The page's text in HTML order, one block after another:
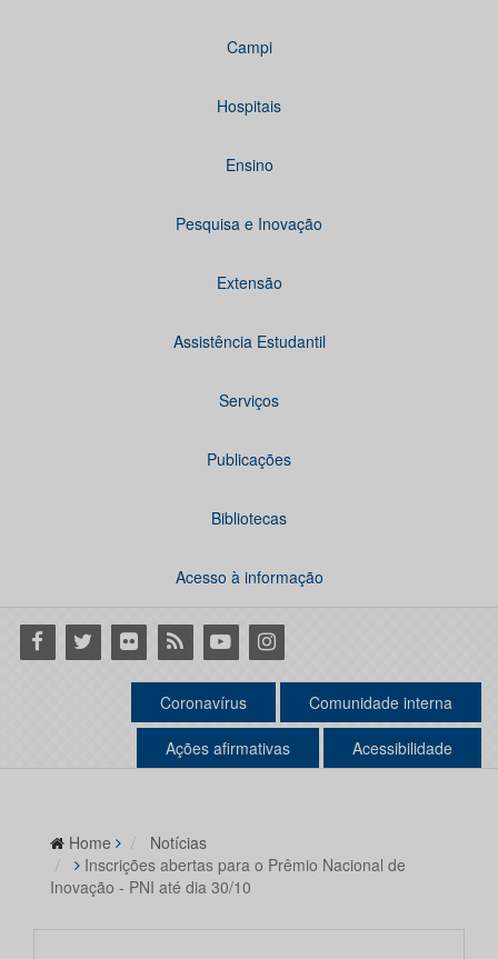
Campi
Hospitais
Ensino
Pesquisa e Inovação
Extensão
Assistência Estudantil
Serviços
Publicações
Bibliotecas
Acesso à informação
Facebook
Twitter Flickr RSS YoutubeInstagram
Coronavírus Comunidade interna
Ações afirmativas Acessibilidade
Home
Notícias
Inscrições abertas para o Prêmio Nacional de
Inovação - PNI até dia 30/10